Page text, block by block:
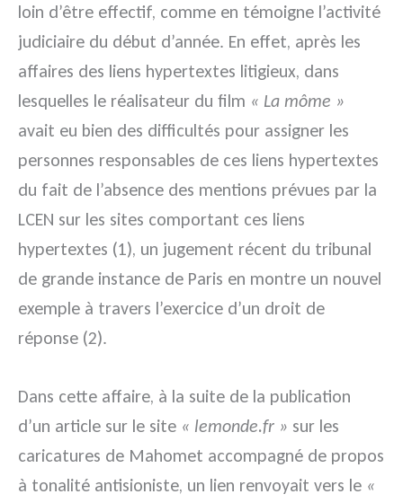
loin d’être effectif, comme en témoigne l’activité
judiciaire du début d’année. En effet, après les
affaires des liens hypertextes litigieux, dans
lesquelles le réalisateur du film « La môme »
avait eu bien des difficultés pour assigner les
personnes responsables de ces liens hypertextes
du fait de l’absence des mentions prévues par la
LCEN sur les sites comportant ces liens
hypertextes (1), un jugement récent du tribunal
de grande instance de Paris en montre un nouvel
exemple à travers l’exercice d’un droit de
réponse (2).
Dans cette affaire, à la suite de la publication
d’un article sur le site « lemonde.fr » sur les
caricatures de Mahomet accompagné de propos
à tonalité antisioniste, un lien renvoyait vers le «